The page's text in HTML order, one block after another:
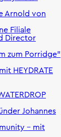
Arnold von
Filiale
Director
zum Porridge"
HEYDRATE
Johannes
- mit